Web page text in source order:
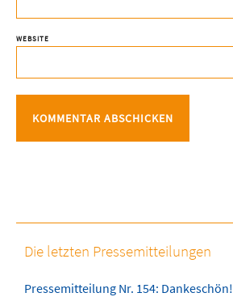
WEBSITE
Die letzten Pressemitteilungen
Pressemitteilung Nr. 154: Dankeschön!